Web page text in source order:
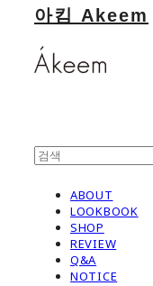
아킴 Akeem
ABOUT
LOOKBOOK
SHOP
REVIEW
Q&A
NOTICE